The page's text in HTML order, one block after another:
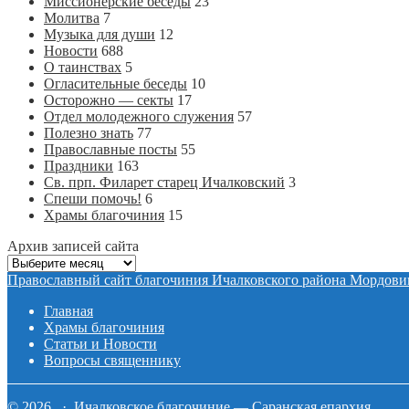
Молитва 7
Музыка для души 12
Новости 688
О таинствах 5
Огласительные беседы 10
Осторожно — секты 17
Отдел молодежного служения 57
Полезно знать 77
Православные посты 55
Праздники 163
Св. прп. Филарет старец Ичалковский 3
Спеши помочь! 6
Храмы благочиния 15
Архив записей сайта
Архив
записей
Православный сайт благочиния Ичалковского района
Главная
Храмы благочиния
Статьи и Новости
Вопросы священнику